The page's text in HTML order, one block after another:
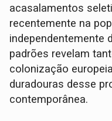
acasalamentos
recentemente na
independentemente
padrões revelam
colonização
duradouras desse
contemporânea.